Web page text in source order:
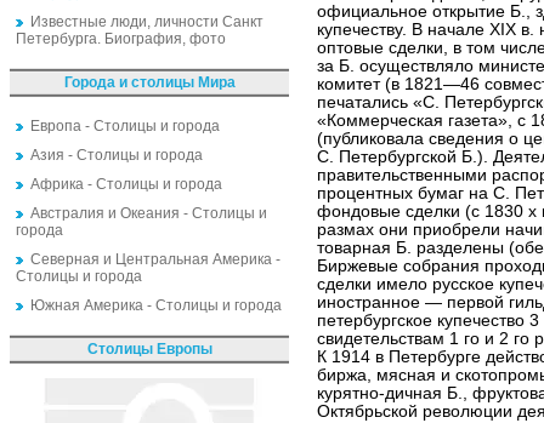
Известные люди, личности Санкт
Петербурга. Биография, фото
Города и столицы Мира
Европа - Столицы и города
Азия - Столицы и города
Африка - Столицы и города
Австралия и Океания - Столицы и
города
Северная и Центральная Америка -
Столицы и города
Южная Америка - Столицы и города
Столицы Европы
официальное открытие Б.,
купечеству. В начале XIX
оптовые сделки, в том
за Б. осуществляло
комитет (в 1821—46
печатались «С.
«Коммерческая газета», с
(публиковала сведения о
С. Петербургской Б.).
правительственными
процентных бумаг на С.
фондовые сделки (с 1830 х
размах они приобрели
товарная Б. разделены
Биржевые собрания
сделки имело русское
иностранное — первой
петербургское купечество
свидетельствам 1 го и 2 го
К 1914 в Петербурге
биржа, мясная и
курятно-дичная Б.,
Октябрьской революции